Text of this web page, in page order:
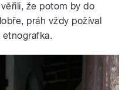
že potom by do
práh vždy požíval
etnografka.